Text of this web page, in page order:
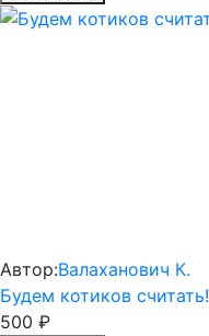
Автор:Валаханович К.
Будем котиков считать!
500 ₽